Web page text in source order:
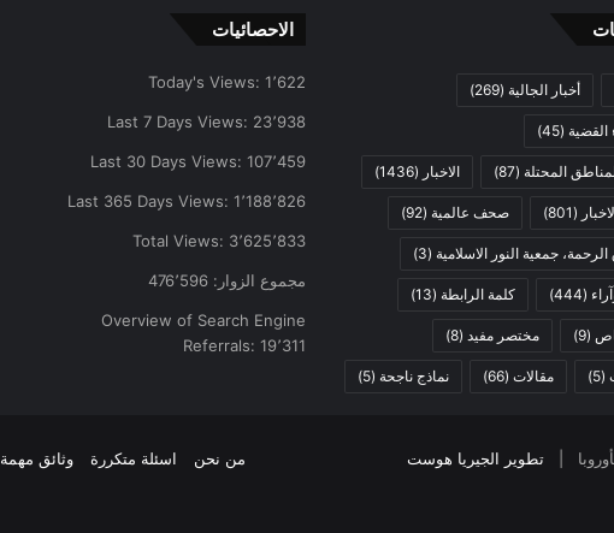
أخبار الجالية (269)
القضية (45)
المحتلة (87) الاخبار (1436)
(801) صحف عالمية (92)
جمعية النور الاسلامية (3)
(444) كلمة الرابطة (13)
(9) مختصر مفيد (8)
(5) مقالات (66) نماذج ناجحة (5)
الاحصائيات
Today's Views: 1٬622
Last 7 Days Views: 23٬938
Last 30 Days Views: 107٬459
Last 365 Days Views: 1٬188٬826
Total Views: 3٬625٬833
مجموع الزوار: 476٬596
Overview of Search Engine
Referrals: 19٬311
تطوير الجيريا هوست من نحن اسئلة متكررة وثائق مهمة